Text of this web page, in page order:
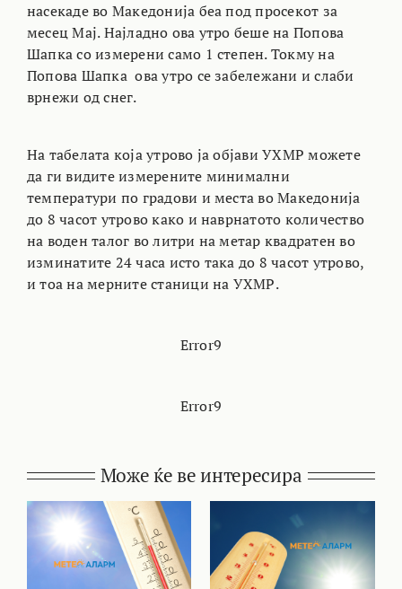
насекаде во Македонија беа под просекот за
месец Мај. Најладно ова утро беше на Попова
Шапка со измерени само 1 степен. Токму на
Попова Шапка ова утро се забележани и слаби
врнежи од снег.
На табелата која утрово ја објави УХМР можете
да ги видите измерените минимални
температури по градови и места во Македонија
до 8 часот утрово како и наврнатото количество
на воден талог во литри на метар квадратен во
изминатите 24 часа исто така до 8 часот утрово,
и тоа на мерните станици на УХМР.
Error9
Error9
Може ќе ве интересира